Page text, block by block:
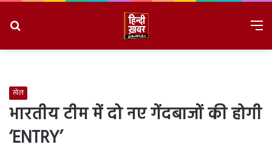
खेल
भारतीय टीम में दो नए गेंदबाजों की होगी
‘ENTRY’